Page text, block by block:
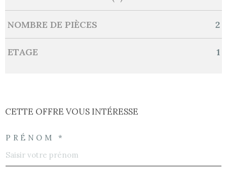
NOMBRE DE PIÈCES 2
ETAGE 1
CETTE OFFRE VOUS INTÉRESSE
PRÉNOM *